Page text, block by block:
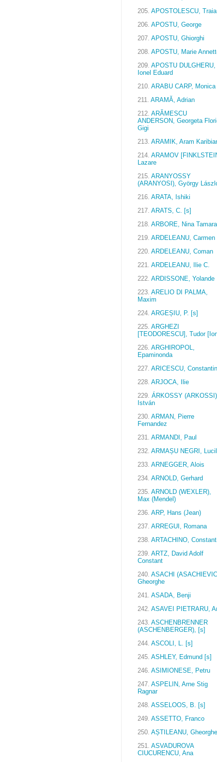
205. APOSTOLESCU,
206. APOSTU, George
207. APOSTU, Ghiorghi
208. APOSTU, Marie
209. APOSTU DULGHERU,
Ionel Eduard
210. ARABU CARP, Monica
211. ARAMĂ, Adrian
212. ARĂMESCU
ANDERSON, Georgeta
Gigi
213. ARAMIK, Aram
214. ARAMOV
Lazare
215. ARANYOSSY
(ARANYOSI), György
216. ARATA, Ishiki
217. ARATS, C. [s]
218. ARBORE, Nina Tamara
219. ARDELEANU, Carmen
220. ARDELEANU, Coman
221. ARDELEANU, Ilie C.
222. ARDISSONE, Yolande
223. ARELIO DI PALMA,
Maxim
224. ARGEȘIU, P. [s]
225. ARGHEZI
[TEODORESCU], Tudor
226. ARGHIROPOL,
Epaminonda
227. ARICESCU, Constantin
228. ARJOCA, Ilie
229. ÁRKOSSY
István
230. ARMAN, Pierre
Fernandez
231. ARMANDI, Paul
232. ARMAȘU NEGRI,
233. ARNEGGER, Alois
234. ARNOLD, Gerhard
235. ARNOLD (WEXLER),
Max (Mendel)
236. ARP, Hans (Jean)
237. ARREGUI, Romana
238. ARTACHINO,
239. ARTZ, David Adolf
Constant
240. ASACHI
Gheorghe
241. ASADA, Benji
242. ASAVEI PIETRARU,
243. ASCHENBRENNER
(ASCHENBERGER), [s]
244. ASCOLI, L. [s]
245. ASHLEY, Edmund [s]
246. ASIMIONESE, Petru
247. ASPELIN, Arne Stig
Ragnar
248. ASSELOOS, B. [s]
249. ASSETTO, Franco
250. AȘTILEANU, Gheorghe
251. ASVADUROVA
CIUCURENCU, Ana